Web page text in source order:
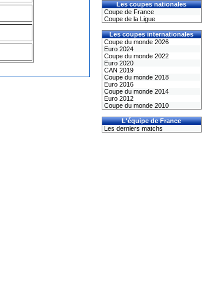
Les coupes nationales
Coupe de France
Coupe de la Ligue
Les coupes internationales
Coupe du monde 2026
Euro 2024
Coupe du monde 2022
Euro 2020
CAN 2019
Coupe du monde 2018
Euro 2016
Coupe du monde 2014
Euro 2012
Coupe du monde 2010
L'équipe de France
Les derniers matchs